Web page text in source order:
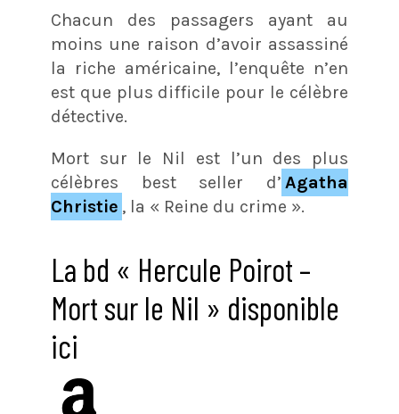
Chacun des passagers ayant au
moins une raison d’avoir assassiné
la riche américaine, l’enquête n’en
est que plus difficile pour le célèbre
détective.
Mort sur le Nil est l’un des plus
célèbres best seller d’ Agatha
Christie , la « Reine du crime ».
La bd « Hercule Poirot –
Mort sur le Nil » disponible
ici